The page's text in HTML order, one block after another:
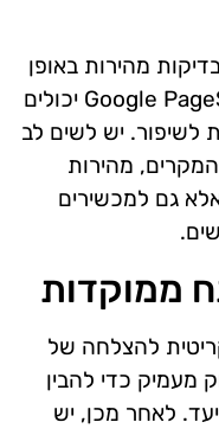
מהירות באופן
קבוע. כלים כמו Google PageSpeed Insights יכולים
לשיפור. יש לשים לב
מהירות
גם למכשירים
ממוקדות
להצלחה של
מעמיק כדי להבין
לאחר מכן, יש